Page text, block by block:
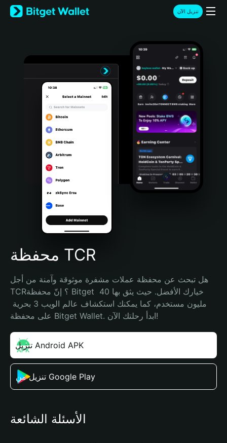
English
日本語
Türkçe
Português (Portugal)
Bahasa Indonesia
Português (Brasil)
Español (Argentina)
تنزيل الآن
محفظة TCR
هل تبحث عن محفظة عملات مشفرة موثوقة وآمنة من أجل
TCR؟ إنّ محفظة Bitget خيارك الأفضل. حيث يثق بها 40
على محفظة Bitget Wallet. ابدأ رحلتك الآن!
تنزيل Android APK
تنزيل من Google Play
الأسئلة الشائعة